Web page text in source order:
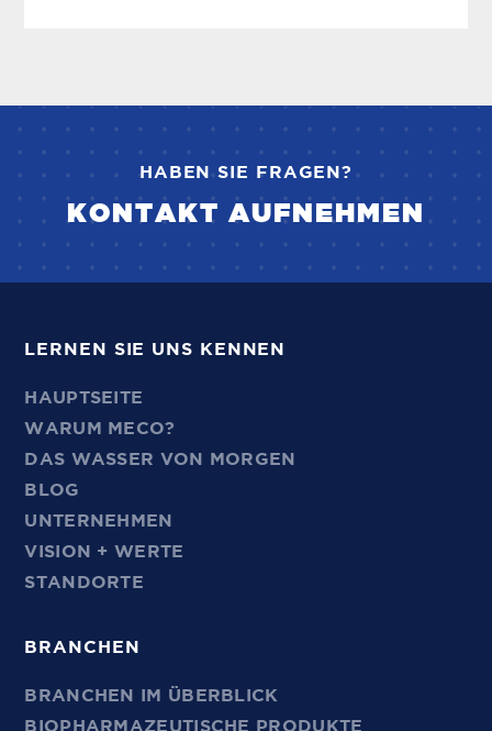
HABEN SIE FRAGEN?
KONTAKT AUFNEHMEN
LERNEN SIE UNS KENNEN
HAUPTSEITE
WARUM MECO?
DAS WASSER VON MORGEN
BLOG
UNTERNEHMEN
VISION + WERTE
STANDORTE
BRANCHEN
BRANCHEN IM ÜBERBLICK
BIOPHARMAZEUTISCHE PRODUKTE